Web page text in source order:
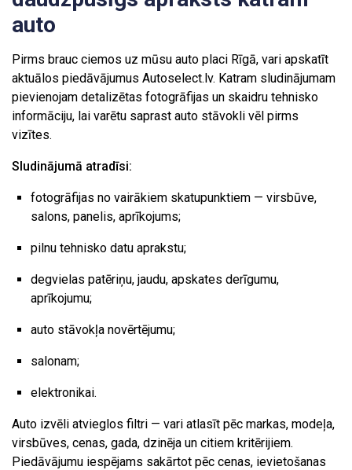
auto
Pirms brauc ciemos uz mūsu auto placi Rīgā, vari apskatīt
aktuālos piedāvājumus Autoselect.lv. Katram sludinājumam
pievienojam detalizētas fotogrāfijas un skaidru tehnisko
informāciju, lai varētu saprast auto stāvokli vēl pirms
vizītes.
Sludinājumā atradīsi:
fotogrāfijas no vairākiem skatupunktiem — virsbūve,
salons, panelis, aprīkojums;
pilnu tehnisko datu aprakstu;
degvielas patēriņu, jaudu, apskates derīgumu,
aprīkojumu;
auto stāvokļa novērtējumu;
salonam;
elektronikai.
Auto izvēli atvieglos filtri — vari atlasīt pēc markas, modeļa,
virsbūves, cenas, gada, dzinēja un citiem kritērijiem.
Piedāvājumu iespējams sakārtot pēc cenas, ievietošanas